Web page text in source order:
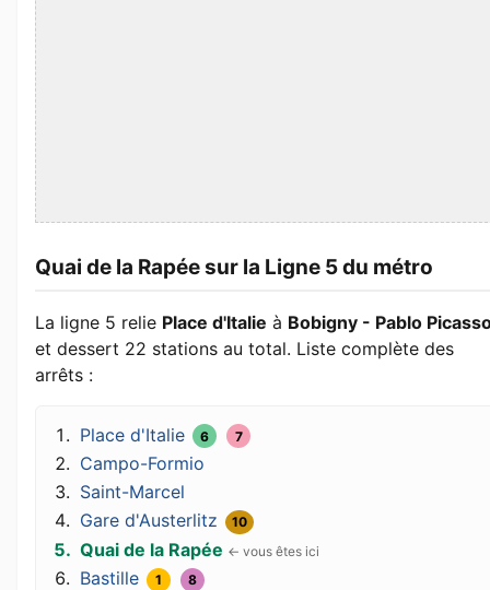
Quai de la Rapée sur la Ligne 5 du métro
La ligne 5 relie Place d'Italie à Bobigny - Pablo
et dessert 22 stations au total. Liste complète des
arrêts :
Place d'Italie 6 7
Campo-Formio
Saint-Marcel
Gare d'Austerlitz
10
Quai de la Rapée
Bastille
1 8